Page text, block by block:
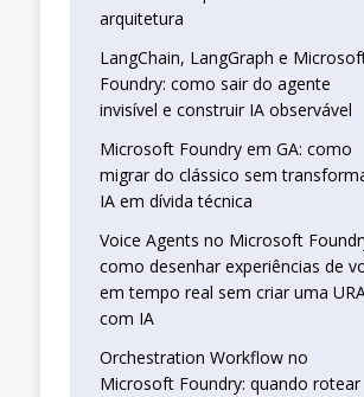
que jogar tudo
[ 25 de abril de
arquitetura
LangChain, LangGraph e
Foundry: como sair do agente
invisível e construir IA observável
Microsoft Foundry em GA: como
migrar do clássico sem
IA em dívida técnica
Voice Agents no Microsoft
como desenhar experiências de
em tempo real sem criar uma
com IA
Orchestration Workflow no
Microsoft Foundry: quando rotear